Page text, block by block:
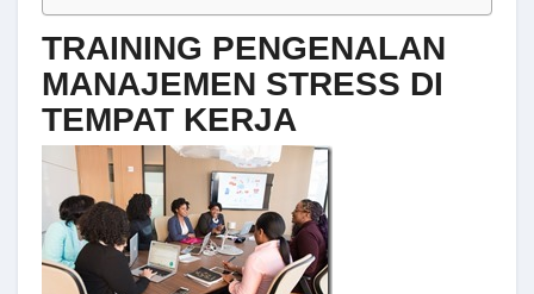
TRAINING PENGENALAN
MANAJEMEN STRESS DI
TEMPAT KERJA